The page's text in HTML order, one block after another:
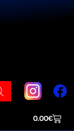
0.00€